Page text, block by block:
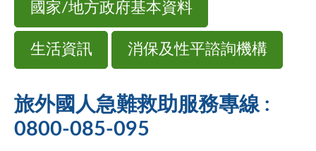
國家/地方政府基本資料
生活資訊 消保及性平諮詢機構
旅外國人急難救助服務專線 :
0800-085-095